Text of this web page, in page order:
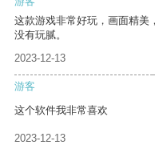
这款游戏非常好玩，画面精美
没有玩腻。
2023-12-13
游客
这个软件我非常喜欢
2023-12-13